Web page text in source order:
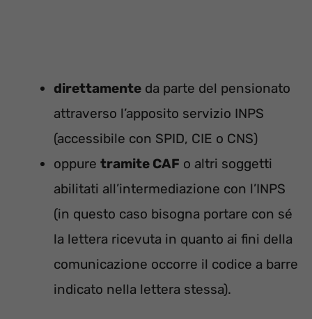
direttamente da parte del pensionato
attraverso l’apposito servizio INPS
(accessibile con SPID, CIE o CNS)
oppure tramite CAF o altri soggetti
abilitati all’intermediazione con l’INPS
(in questo caso bisogna portare con sé
la lettera ricevuta in quanto ai fini della
comunicazione occorre il codice a barre
indicato nella lettera stessa).